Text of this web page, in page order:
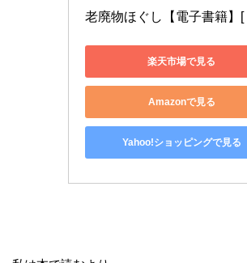
老廃物ほぐし【電子書籍】[
楽天市場で見る
Amazonで見る
Yahoo!ショッピングで見る